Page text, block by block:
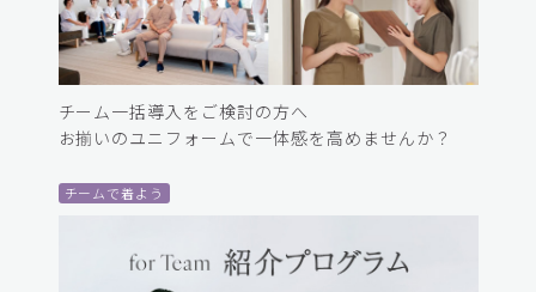
チーム一括導入をご検討の方へ
お揃いのユニフォームで一体感を高めませんか？
チームで着よう